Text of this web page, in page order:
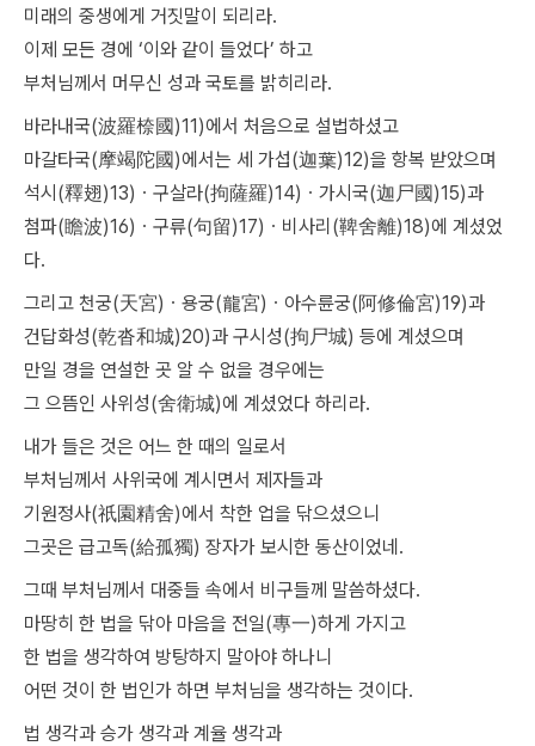
미래의 중생에게 거짓말이 되리라.
이제 모든 경에 ‘이와 같이 들었다’ 하고
부처님께서 머무신 성과 국토를 밝히리라.
바라내국(波羅㮈國)11)에서 처음으로 설법하셨고
마갈타국(摩竭陀國)에서는 세 가섭(迦葉)12)을 항복 받았으며
석시(釋翅)13)ㆍ구살라(拘薩羅)14)ㆍ가시국(迦尸國)15)과
첨파(瞻波)16)ㆍ구류(句留)17)ㆍ비사리(鞞舍離)18)에 계셨었
다.
그리고 천궁(天宮)ㆍ용궁(龍宮)ㆍ아수륜궁(阿修倫宮)19)과
건답화성(乾沓和城)20)과 구시성(拘尸城) 등에 계셨으며
만일 경을 연설한 곳 알 수 없을 경우에는
그 으뜸인 사위성(舍衛城)에 계셨었다 하리라.
내가 들은 것은 어느 한 때의 일로서
부처님께서 사위국에 계시면서 제자들과
기원정사(祇園精舍)에서 착한 업을 닦으셨으니
그곳은 급고독(給孤獨) 장자가 보시한 동산이었네.
그때 부처님께서 대중들 속에서 비구들께 말씀하셨다.
마땅히 한 법을 닦아 마음을 전일(專一)하게 가지고
한 법을 생각하여 방탕하지 말아야 하나니
어떤 것이 한 법인가 하면 부처님을 생각하는 것이다.
법 생각과 승가 생각과 계율 생각과